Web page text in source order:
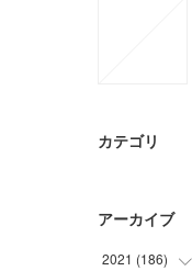
カテゴリ
アーカイブ
2021 (186)